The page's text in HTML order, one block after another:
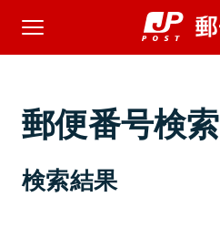
郵便番号検索
検索結果